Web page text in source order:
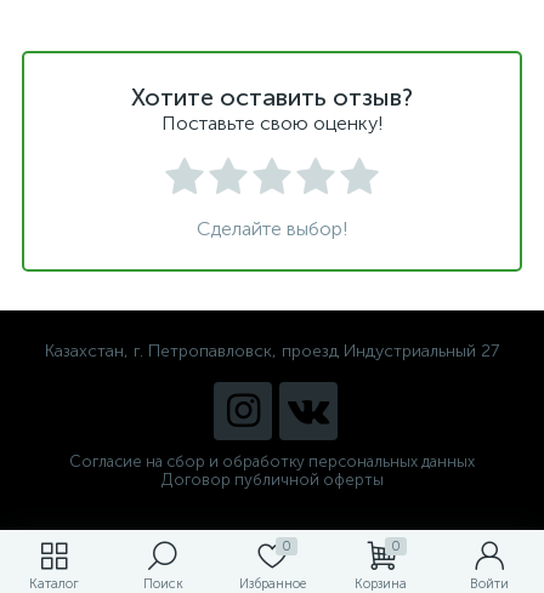
Каталог Поиск
0
Избранное
0
Корзина Войти
Хотите оставить отзыв?
Поставьте свою оценку!
Сделайте выбор!
Казахстан, г. Петропавловск, проезд Индустриальный 27
Согласие на сбор и обработку персональных данных
Договор публичной оферты